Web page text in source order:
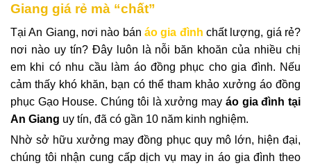
Giang giá rẻ mà “chất”
Tại An Giang, nơi nào bán áo gia đình chất lượng, giá rẻ?
nơi nào uy tín? Đây luôn là nỗi băn khoăn của nhiều chị
em khi có nhu cầu làm áo đồng phục cho gia đình. Nếu
cảm thấy khó khăn, bạn có thể tham khảo xưởng áo đồng
phục Gạo House. Chúng tôi là xưởng may áo gia đình tại
An Giang uy tín, đã có gần 10 năm kinh nghiệm.
Nhờ sở hữu xưởng may đồng phục quy mô lớn, hiện đại,
chúng tôi nhận cung cấp dịch vụ may in áo gia đình theo